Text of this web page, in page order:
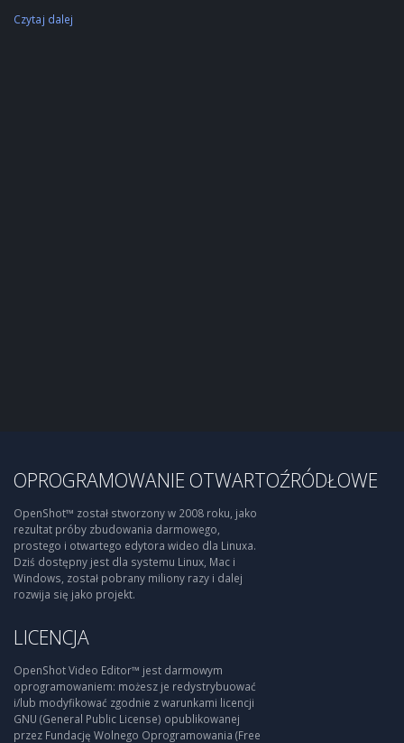
Czytaj dalej
OPROGRAMOWANIE OTWARTOŹRÓDŁOWE
OpenShot™ został stworzony w 2008 roku, jako
rezultat próby zbudowania darmowego,
prostego i otwartego edytora wideo dla Linuxa.
Dziś dostępny jest dla systemu Linux, Mac i
Windows, został pobrany miliony razy i dalej
rozwija się jako projekt.
LICENCJA
OpenShot Video Editor™ jest darmowym
oprogramowaniem: możesz je redystrybuować
i/lub modyfikować zgodnie z warunkami licencji
GNU (General Public License) opublikowanej
przez Fundację Wolnego Oprogramowania (Free